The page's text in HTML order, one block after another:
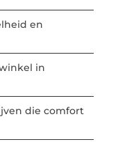
en
in
die comfort